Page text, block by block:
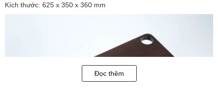
Kích thước: 625 x 350 x 360 mm
Đọc thêm